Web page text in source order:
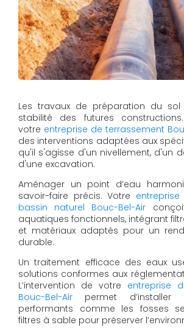
Les travaux de préparation du sol
stabilité des futures
votre entreprise de terrassement
des interventions adaptées aux
qu'il s'agisse d'un nivellement, d'un
d'une excavation.
Aménager un point d’eau
savoir-faire précis. Votre
bassin naturel Bouc-Bel-Air
aquatiques fonctionnels, intégrant
et matériaux adaptés pour un
durable.
Un traitement efficace des eaux
solutions conformes aux
L’intervention de votre entreprise
Bouc-Bel-Air permet d’installer
performants comme les fosses
filtres à sable pour préserver